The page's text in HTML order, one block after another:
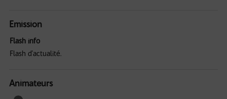
Emission
Flash info
Flash d'actualité.
Animateurs